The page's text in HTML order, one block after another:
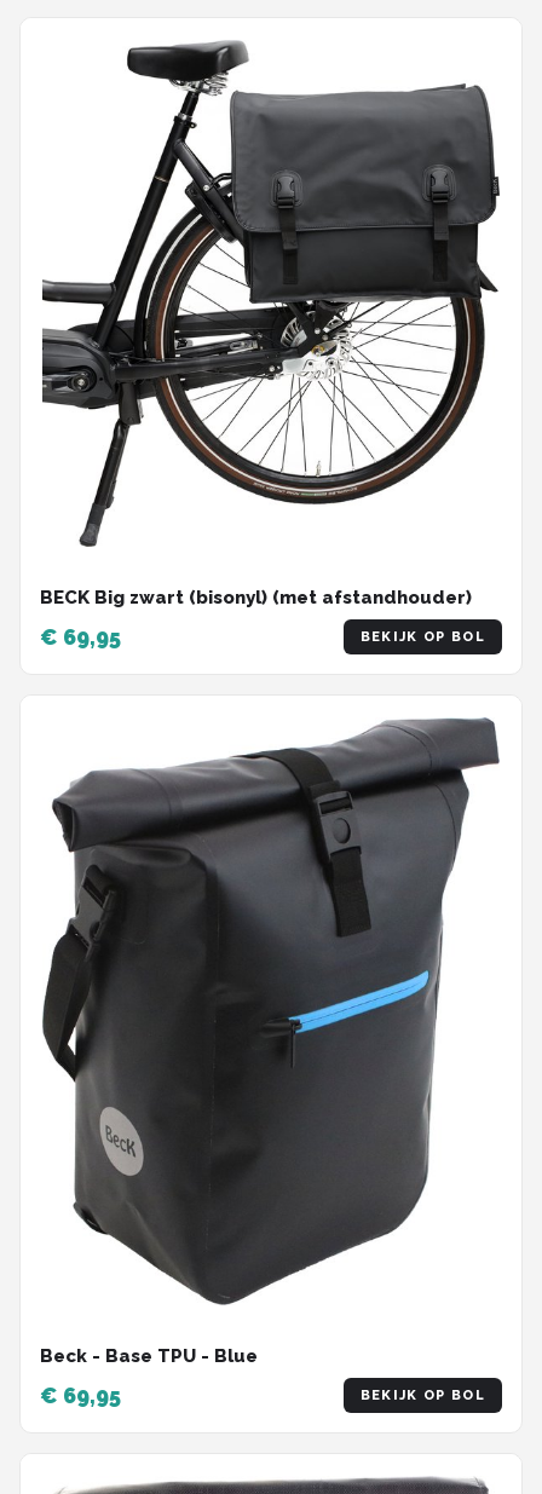
BECK Big zwart (bisonyl) (met afstandhouder)
€ 69,95 BEKIJK OP BOL
Beck - Base TPU - Blue
€ 69,95 BEKIJK OP BOL